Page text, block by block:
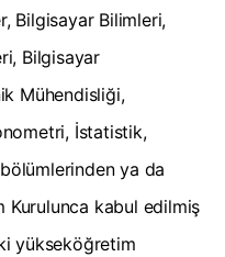
Bilgisayar Bilimleri,
Bilgisayar
Mühendisliği,
İstatistik,
ya da
Kurulunca kabul edilmiş
yükseköğretim